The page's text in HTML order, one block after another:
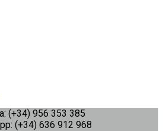
(+34) 956 353 385
(+34) 636 912 968